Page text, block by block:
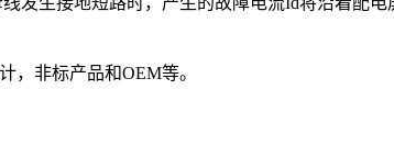
，非标产品和OEM等。